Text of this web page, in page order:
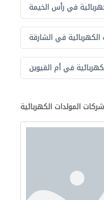
في رأس الخيمة
في الشارقة
في أم القيوين